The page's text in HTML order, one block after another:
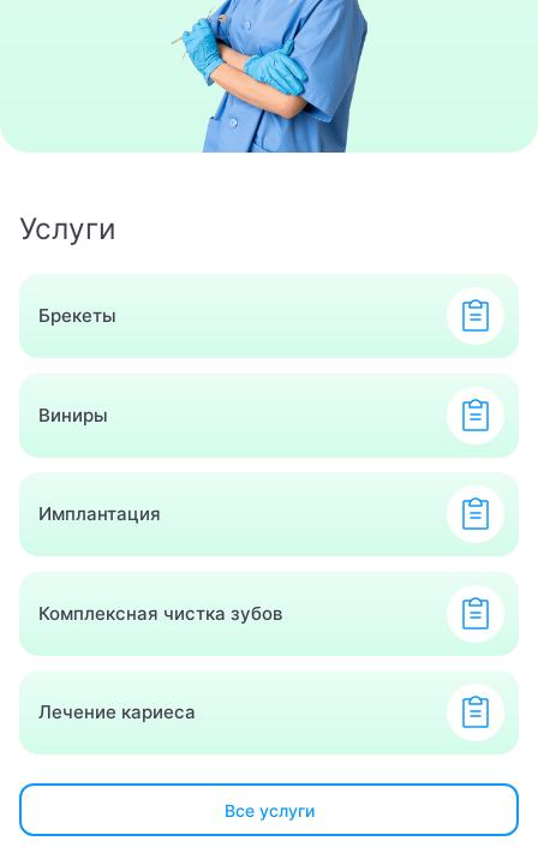
8 800 462-60-20
Записаться на приём
Услуги
Брекеты
Виниры
Имплантация
Комплексная чистка зубов
Лечение кариеса
Все услуги